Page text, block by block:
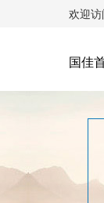
欢迎
国佳